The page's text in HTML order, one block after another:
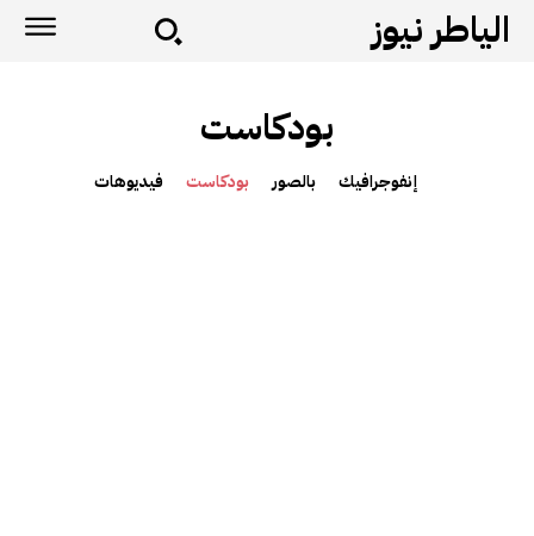
الياطر نيوز
بودكاست
إنفوجرافيك بالصور بودكاست فيديوهات